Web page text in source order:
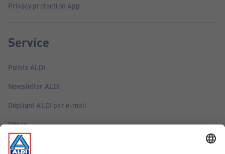
Privacy protection App
Service
Points ALDI
Newsletter ALDI
Dépliant ALDI par e-mail
Offres
Infos essentielles